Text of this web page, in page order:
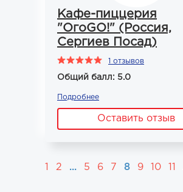
Кафе-пиццерия
"ОгоGO!" (Россия,
Сергиев Посад)
1 отзывов
Общий балл: 5.0
Подробнее
Оставить отзыв
2 ... 5 6 7 8 9 10